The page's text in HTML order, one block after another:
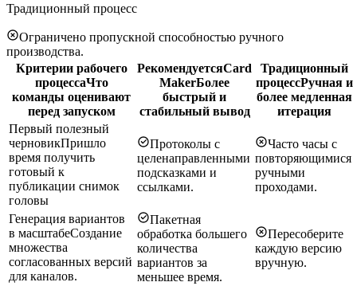
Традиционный процесс
Ограничено пропускной способностью ручного
производства.
Критерии рабочего
процессаЧто
команды оценивают
перед запуском
РекомендуетсяCard
MakerБолее
быстрый и
стабильный вывод
Традиционный
процессРучная и
более медленная
итерация
Первый полезный
черновикПришло
время получить
готовый к
публикации снимок
головы
Протоколы с
целенаправленными
подсказками и
ссылками.
Часто часы с
повторяющимися
ручными
проходами.
Генерация вариантов
в масштабеСоздание
множества
согласованных версий
для каналов.
Пакетная
обработка большего
количества
вариантов за
меньшее время.
Пересоберите
каждую версию
вручную.